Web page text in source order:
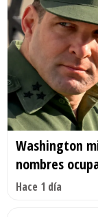
Washington
nombres
Hace 1 día